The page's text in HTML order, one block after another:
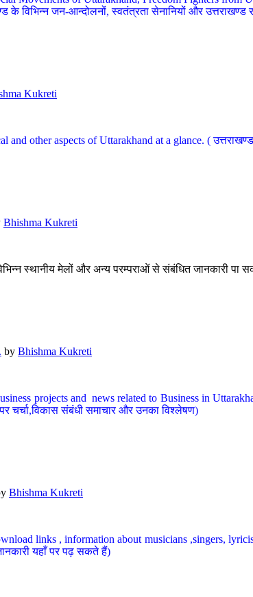
के विभिन्न जन-आन्दोलनों, स्वतंत्रता सेनानियों और
Kukreti
and other aspects of Uttarakhand at a glance. (
Bhishma Kukreti
स्थानीय मेलों और अन्य परम्पराओं से संबंधित जानकारी पा
by Bhishma Kukreti
projects and news related to Business in
चर्चा,विकास संबंधी समाचार और उनका विश्लेषण)
Bhishma Kukreti
links , information about musicians ,singers,
यहाँ पर पढ़ सकते हैं)